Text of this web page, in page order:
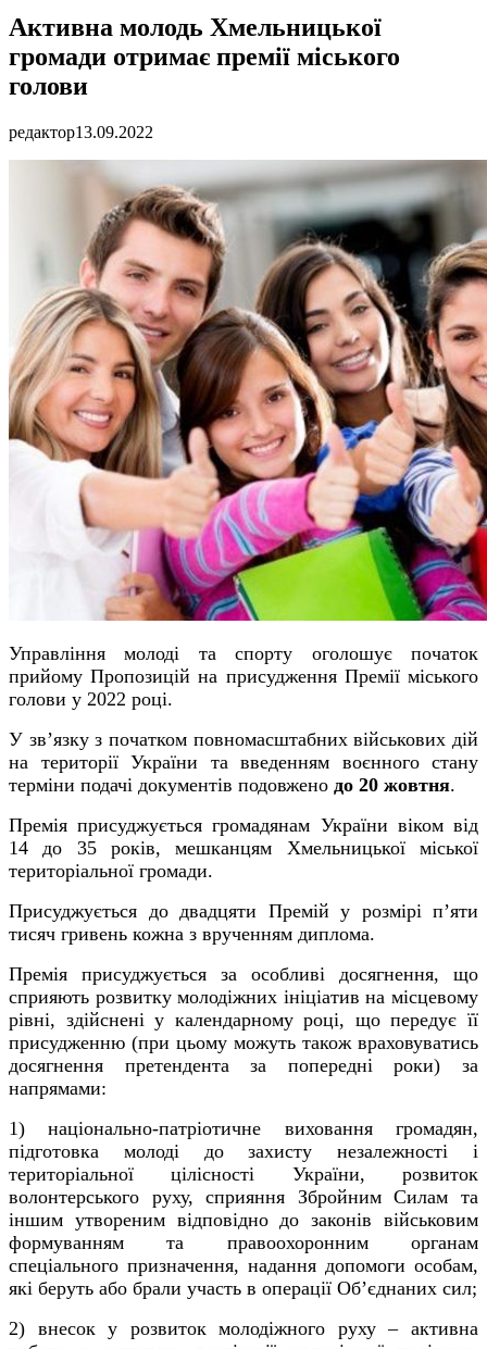
Активна молодь Хмельницької
громади отримає премії міського
голови
редактор13.09.2022
Управління молоді та спорту оголошує початок
прийому Пропозицій на присудження Премії міського
голови у 2022 році.
У зв’язку з початком повномасштабних військових дій
на території України та введенням воєнного стану
терміни подачі документів подовжено до 20 жовтня.
Премія присуджується громадянам України віком від
14 до 35 років, мешканцям Хмельницької міської
територіальної громади.
Присуджується до двадцяти Премій у розмірі п’яти
тисяч гривень кожна з врученням диплома.
Премія присуджується за особливі досягнення, що
сприяють розвитку молодіжних ініціатив на місцевому
рівні, здійснені у календарному році, що передує її
присудженню (при цьому можуть також враховуватись
досягнення претендента за попередні роки) за
напрямами:
1) національно-патріотичне виховання громадян,
підготовка молоді до захисту незалежності і
територіальної цілісності України, розвиток
волонтерського руху, сприяння Збройним Силам та
іншим утвореним відповідно до законів військовим
формуванням та правоохоронним органам
спеціального призначення, надання допомоги особам,
які беруть або брали участь в операції Об’єднаних сил;
2) внесок у розвиток молодіжного руху – активна